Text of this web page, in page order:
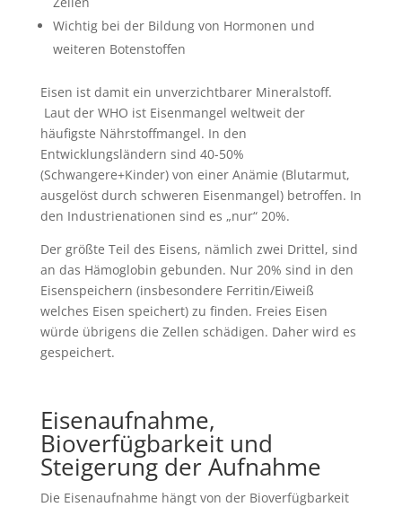
Wichtig bei der Bildung von Hormonen und
weiteren Botenstoffen
Eisen ist damit ein unverzichtbarer Mineralstoff.
Laut der WHO ist Eisenmangel weltweit der
häufigste Nährstoffmangel. In den
Entwicklungsländern sind 40-50%
(Schwangere+Kinder) von einer Anämie (Blutarmut,
ausgelöst durch schweren Eisenmangel) betroffen. In
den Industrienationen sind es „nur“ 20%.
Der größte Teil des Eisens, nämlich zwei Drittel, sind
an das Hämoglobin gebunden. Nur 20% sind in den
Eisenspeichern (insbesondere Ferritin/Eiweiß
welches Eisen speichert) zu finden. Freies Eisen
würde übrigens die Zellen schädigen. Daher wird es
gespeichert.
Eisenaufnahme,
Bioverfügbarkeit und
Steigerung der Aufnahme
Die Eisenaufnahme hängt von der Bioverfügbarkeit